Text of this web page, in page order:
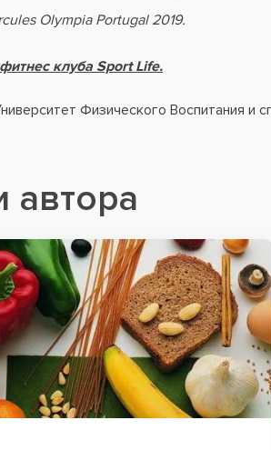
Olympia Portugal 2019.
клуба Sport Life.
Физического Воспитания и
автора